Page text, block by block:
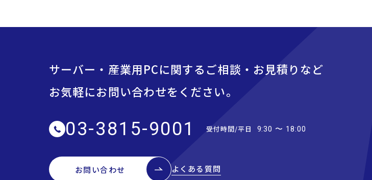
サーバー・産業用PCに関するご相談・お見積りなど
お気軽にお問い合わせをください。
03-3815-9001 受付時間/平日 9:30 〜 18:00
お問い合わせ よくある質問